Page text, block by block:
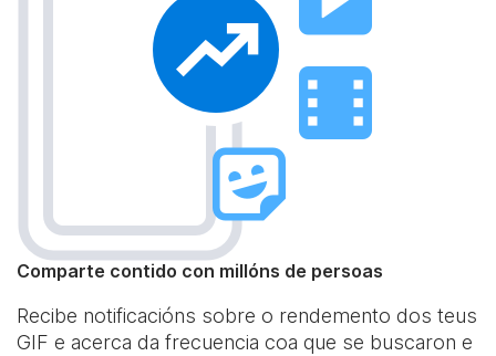
Comparte contido con millóns de persoas
Recibe notificacións sobre o rendemento dos teus
GIF e acerca da frecuencia coa que se buscaron e